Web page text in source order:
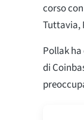
corso
Tuttavia,
Pollak
di